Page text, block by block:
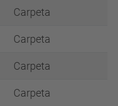
Carpeta
Carpeta
Carpeta
Carpeta